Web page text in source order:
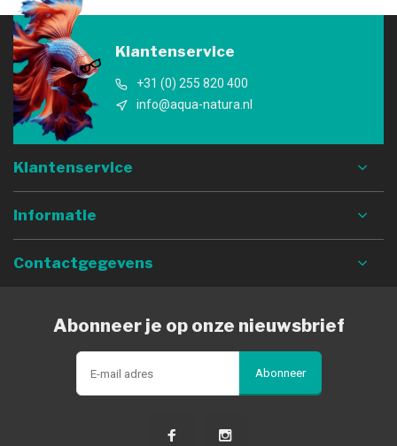
Klantenservice
+31 (0) 255 820 400
info@aqua-natura.nl
Klantenservice
Informatie
Contactgegevens
Abonneer je op onze nieuwsbrief
Abonneer